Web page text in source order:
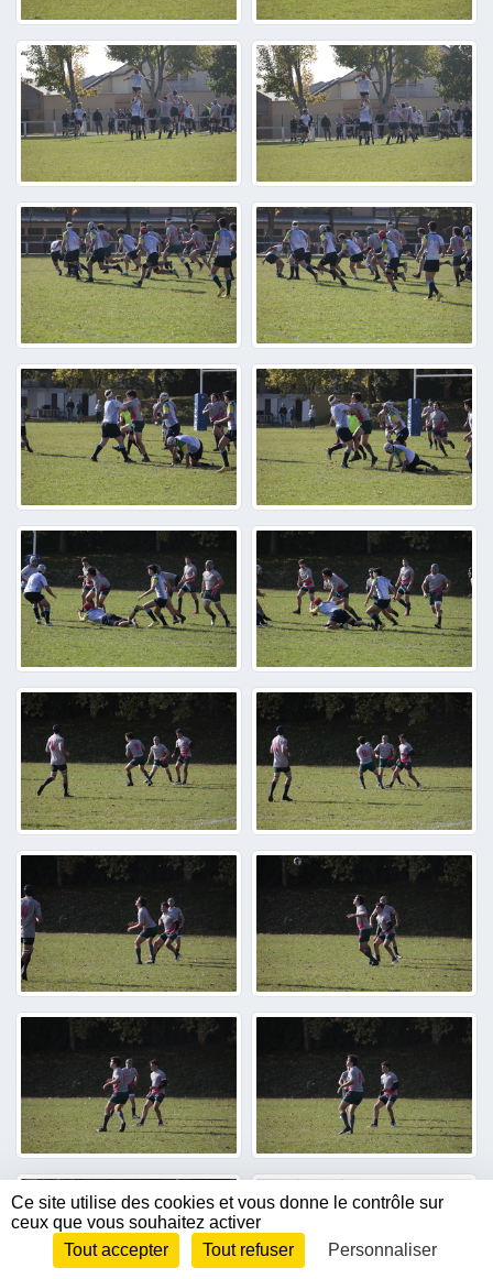
Envie de participer ? CONNEXION
Ce site utilise des cookies et vous donne le contrôle sur
ceux que vous souhaitez activer
Tout accepter
Tout refuser Personnaliser